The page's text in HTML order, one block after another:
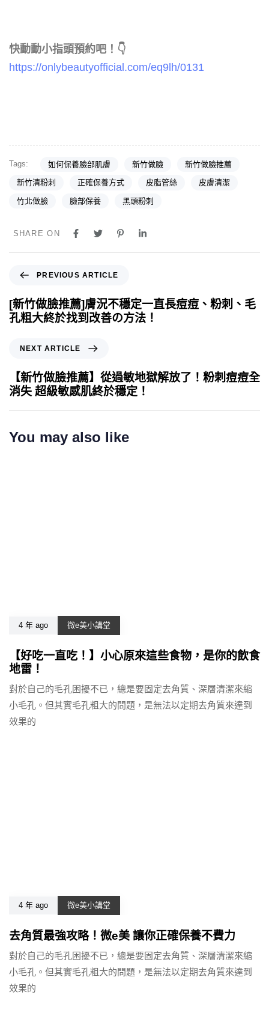
快動動小指頭預約吧！👇
https://onlybeautyofficial.com/eq9lh/0131
Tags: 如何保養臉部肌膚 新竹做臉 新竹做臉推薦
新竹清粉刺 正確保養方式 皮脂管絲 皮膚清潔
竹北做臉 臉部保養 黑頭粉刺
SHARE ON
PREVIOUS ARTICLE
[新竹做臉推薦]膚況不穩定一直長痘痘、粉刺、毛
孔粗大終於找到改善の方法！
NEXT ARTICLE
【新竹做臉推薦】從過敏地獄解放了！粉刺痘痘全
消失 超級敏感肌終於穩定！
You may also like
4 年 ago 微e美小講堂
【好吃一直吃！】小心原來這些食物，是你的飲食
地雷！
對於自己的毛孔困擾不已，總是要固定去角質、深層清潔來縮
小毛孔。但其實毛孔粗大的問題，是無法以定期去角質來達到
效果的
4 年 ago 微e美小講堂
去角質最強攻略！微e美 讓你正確保養不費力
對於自己的毛孔困擾不已，總是要固定去角質、深層清潔來縮
小毛孔。但其實毛孔粗大的問題，是無法以定期去角質來達到
效果的